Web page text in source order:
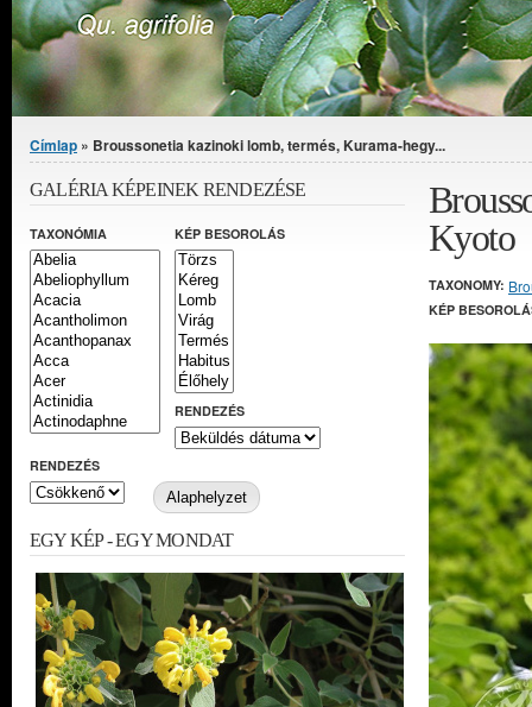
Jelenlegi hely
Címlap » Broussonetia kazinoki lomb, termés, Kurama-hegy...
Kyoto
TAXONOMY:
KÉP
GALÉRIA KÉPEINEK RENDEZÉSE
TAXONÓMIA KÉP BESOROLÁS
RENDEZÉS
RENDEZÉS
EGY KÉP - EGY MONDAT